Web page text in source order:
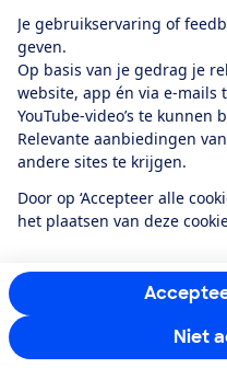
Je gebruikservaring of
geven.
Op basis van je gedrag je
website, app én via e-mails
YouTube-video’s te kunnen
Relevante aanbiedingen
andere sites te krijgen.
Door op ‘Accepteer alle
het plaatsen van deze
Niet
app
Algemene
Cookiebeleid
RSS-
12.901consumenten